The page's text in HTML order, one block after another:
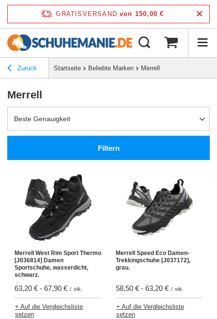
GRATISVERSAND von 150,00 €
Zurück Startseite Beliebte Marken Merrell
Merrell
Beste Genauigkeit
Filtern
Merrell West Rim Sport Thermo
[J036814] Damen
Sportschuhe, wasserdicht,
schwarz.
63,20 € - 67,90 € / stk.
+ Auf die Vergleichsliste
setzen
Merrell Speed ​​​​Eco Damen-
Trekkingschuhe [J037172],
grau.
58,50 € - 63,20 € / stk.
+ Auf die Vergleichsliste
setzen